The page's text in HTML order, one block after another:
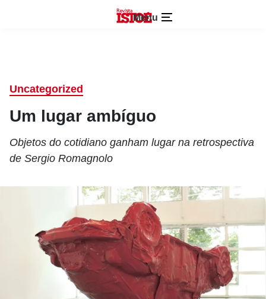
Menu
Uncategorized
Um lugar ambíguo
Objetos do cotidiano ganham lugar na retrospectiva
de Sergio Romagnolo